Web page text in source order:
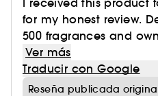
I received this product
for my honest review.
500 fragrances and
Ver más
Traducir con Google
Reseña publicada